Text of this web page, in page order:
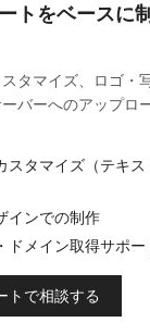
トをベースに
タマイズ、ロゴ・
バーへのアップロ
スタマイズ（テキ
インでの制作
ドメイン取得サポー
トで相談する